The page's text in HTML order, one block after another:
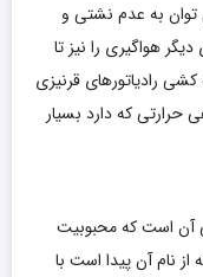
توان به عدم نشتی و
هواگیری را نیز تا
رادیاتورهای قرنیزی
حرارتی که دارد بسیار
آن است که محبوبیت
نام آن پیدا است با